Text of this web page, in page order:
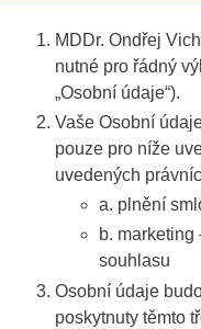
MDDr. Ondřej
nutné pro řádný
„Osobní údaje“).
Vaše Osobní
pouze pro níže
uvedených
a. plnění
b.
souhlasu
Osobní údaje
poskytnuty těmto